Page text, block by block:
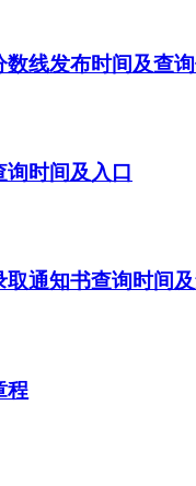
线发布时间及查
时间及入口
通知书查询时间
程